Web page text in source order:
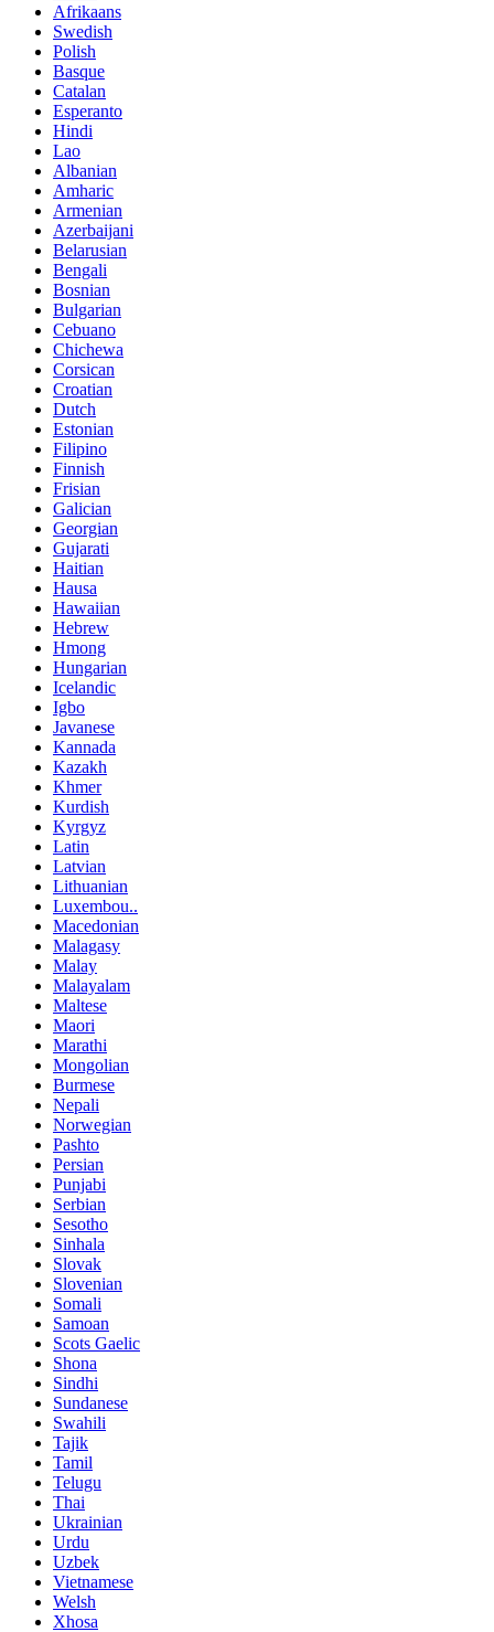
Afrikaans
Swedish
Polish
Basque
Catalan
Esperanto
Hindi
Lao
Albanian
Amharic
Armenian
Azerbaijani
Belarusian
Bengali
Bosnian
Bulgarian
Cebuano
Chichewa
Corsican
Croatian
Dutch
Estonian
Filipino
Finnish
Frisian
Galician
Georgian
Gujarati
Haitian
Hausa
Hawaiian
Hebrew
Hmong
Hungarian
Icelandic
Igbo
Javanese
Kannada
Kazakh
Khmer
Kurdish
Kyrgyz
Latin
Latvian
Lithuanian
Luxembou..
Macedonian
Malagasy
Malay
Malayalam
Maltese
Maori
Marathi
Mongolian
Burmese
Nepali
Norwegian
Pashto
Persian
Punjabi
Serbian
Sesotho
Sinhala
Slovak
Slovenian
Somali
Samoan
Scots Gaelic
Shona
Sindhi
Sundanese
Swahili
Tajik
Tamil
Telugu
Thai
Ukrainian
Urdu
Uzbek
Vietnamese
Welsh
Xhosa